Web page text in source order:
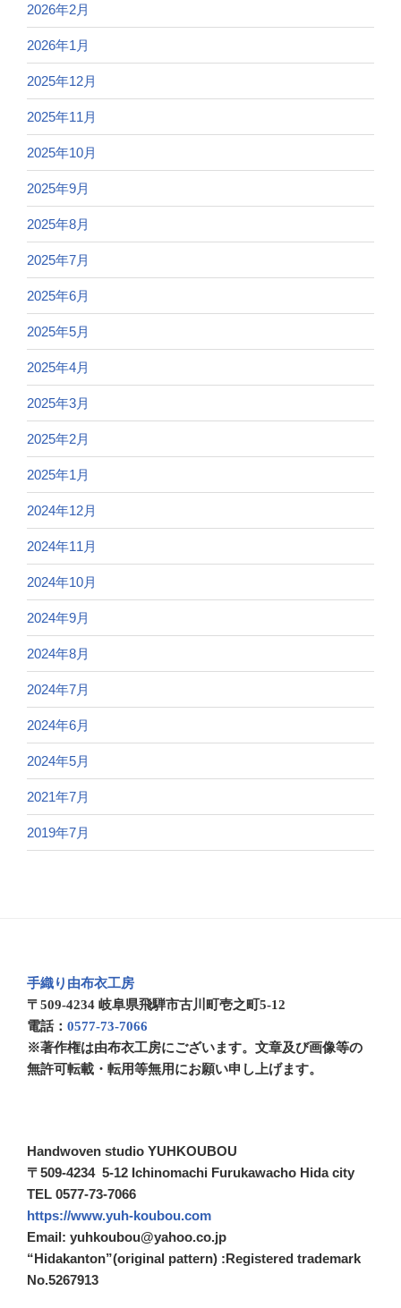
2026年2月
2026年1月
2025年12月
2025年11月
2025年10月
2025年9月
2025年8月
2025年7月
2025年6月
2025年5月
2025年4月
2025年3月
2025年2月
2025年1月
2024年12月
2024年11月
2024年10月
2024年9月
2024年8月
2024年7月
2024年6月
2024年5月
2021年7月
2019年7月
手織り由布衣工房
〒509-4234 岐阜県飛騨市古川町壱之町5-12
電話： 0577-73-7066
※著作権は由布衣工房にございます。文章及び画像等の
無許可転載・転用等無用にお願い申し上げます。
Handwoven studio YUHKOUBOU
〒509-4234 5-12 Ichinomachi Furukawacho Hida city
TEL 0577-73-7066
https://www.yuh-koubou.com
Email: yuhkoubou@yahoo.co.jp
“Hidakanton”(original pattern) :Registered trademark
No.5267913